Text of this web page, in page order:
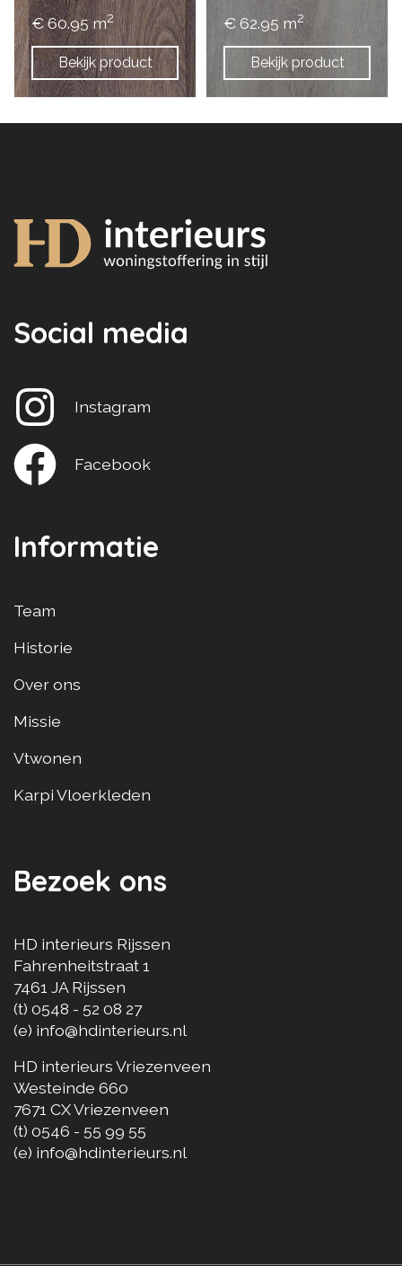
Bekijk product
€ 60.95 m2
Bekijk product
€ 62.95 m2
Social media
Instagram
Facebook
Informatie
Team
Historie
Over ons
Missie
Vtwonen
Karpi Vloerkleden
Bezoek ons
HD interieurs Rijssen
Fahrenheitstraat 1
7461 JA Rijssen
(t) 0548 - 52 08 27
(e) info@hdinterieurs.nl
HD interieurs Vriezenveen
Westeinde 660
7671 CXVriezenveen
(t) 0546 - 55 99 55
(e) info@hdinterieurs.nl